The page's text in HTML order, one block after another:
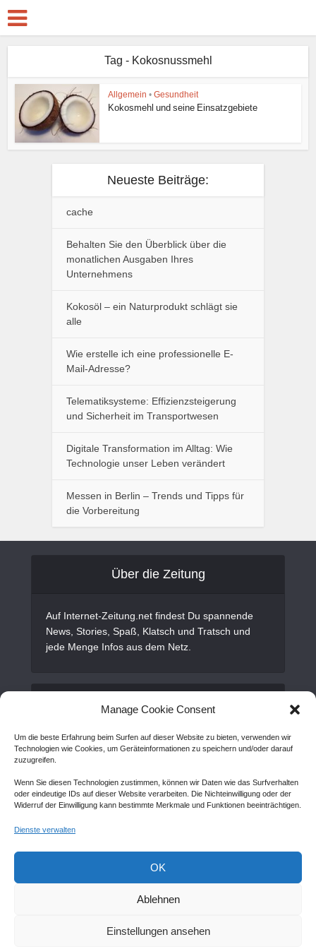
Manage Cookie Consent
Um die beste Erfahrung beim Surfen auf dieser Website zu bieten, verwenden wir
Technologien wie Cookies, um Geräteinformationen zu speichern und/oder darauf
zuzugreifen.
Wenn Sie diesen Technologien zustimmen, können wir Daten wie das Surfverhalten
oder eindeutige IDs auf dieser Website verarbeiten. Die Nichteinwilligung oder der
Widerruf der Einwilligung kann bestimmte Merkmale und Funktionen beeinträchtigen.
Dienste verwalten
OK
Ablehnen
Einstellungen ansehen
Tag - Kokosnussmehl
Allgemein • Gesundheit
Kokosmehl und seine Einsatzgebiete
Neueste Beiträge:
cache
Behalten Sie den Überblick über die
monatlichen Ausgaben Ihres
Unternehmens
Kokosöl – ein Naturprodukt schlägt sie
alle
Wie erstelle ich eine professionelle E-
Mail-Adresse?
Telematiksysteme: Effizienzsteigerung
und Sicherheit im Transportwesen
Digitale Transformation im Alltag: Wie
Technologie unser Leben verändert
Messen in Berlin – Trends und Tipps für
die Vorbereitung
Über die Zeitung
Auf Internet-Zeitung.net findest Du spannende
News, Stories, Spaß, Klatsch und Tratsch und
jede Menge Infos aus dem Netz.
Alles Wichtige
Gastartikel
AGB
Sitemap
Awantego.com